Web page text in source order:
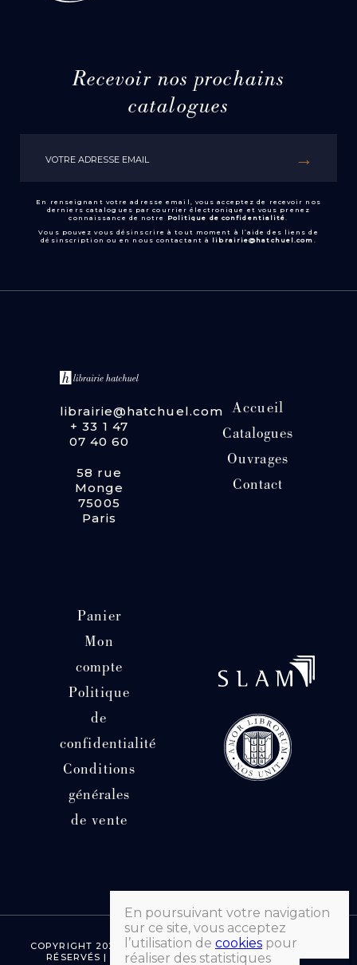
Recevoir nos prochains
catalogues
En renseignant votre adresse email, vous acceptez de recevoir nos
derniers catalogues par courrier électronique et vous prenez
connaissance de notre
Politique de confidentialité.
Vous pouvez vous désinscrire à tout moment à l’aide des liens de
désinscription ou en nous contactant à librairie@hatchuel.com .
librairie@hatchuel.com
+ 33 1 47
07 40 60
58 rue
Monge
75005
Paris
Accueil
Catalogues
Ouvrages
Contact
Panier
Mon
compte
Politique
de
confidentialité
Conditions
générales
de vente
COPYRIGHT 2026 © LIBRAIRIE HATCHUEL | TOUS DROITS
RÉSERVÉS | FAIT AVEC ♡ PAR MORGANE SEVENET
En poursuivant votre navigation
sur ce site, vous acceptez
l’utilisation de cookies pour
réaliser des statistiques